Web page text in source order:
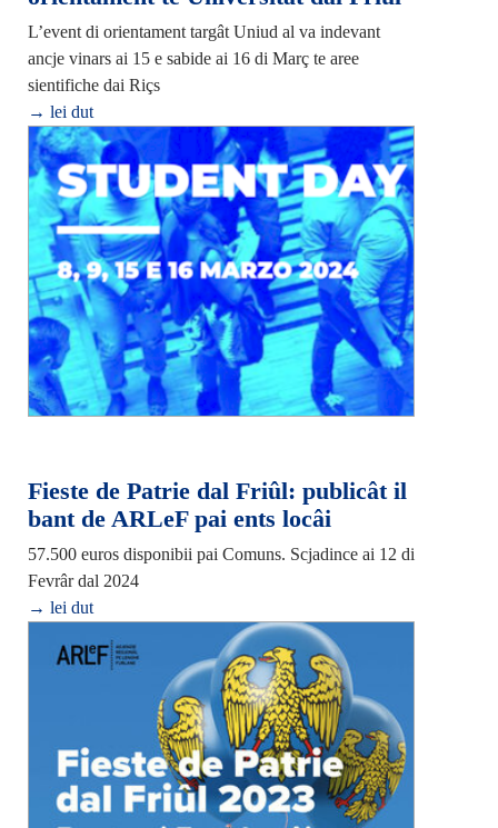
L’event di orientament targât Uniud al va indevant
ancje vinars ai 15 e sabide ai 16 di Març te aree
sientifiche dai Riçs
→ lei dut
Fieste de Patrie dal Friûl: publicât il
bant de ARLeF pai ents locâi
57.500 euros disponibii pai Comuns. Scjadince ai 12 di
Fevrâr dal 2024
→ lei dut